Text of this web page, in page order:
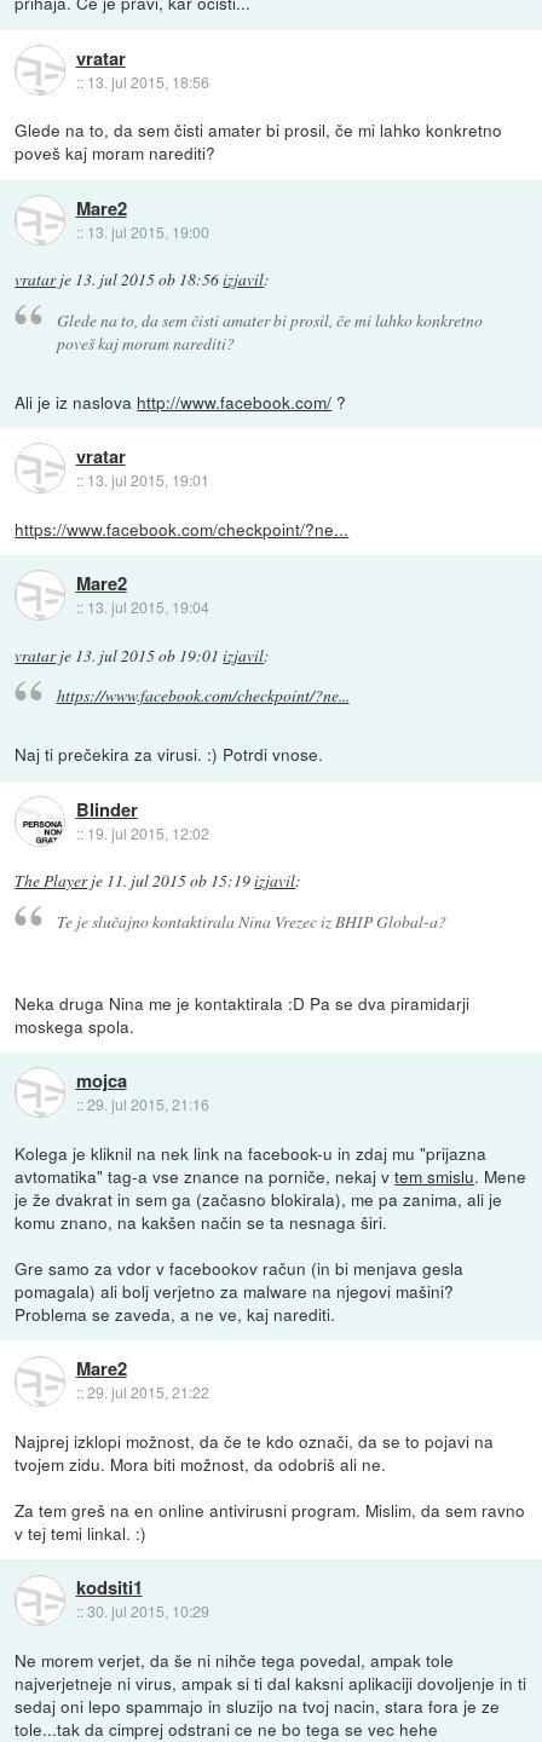
vratar
:: 13. jul 2015, 18:56
Glede na to, da sem čisti amater bi prosil, če mi lahko konkretno
poveš kaj moram narediti?
Mare2
:: 13. jul 2015, 19:00
vratarje 13. jul 2015 ob 18:56izjavil:
Glede na to, da sem čisti amater bi prosil, če mi lahko konkretno
poveš kaj moram narediti?
Ali je iz naslova http://www.facebook.com/ ?
vratar
:: 13. jul 2015, 19:01
https://www.facebook.com/checkpoint/?ne...
Mare2
:: 13. jul 2015, 19:04
vratarje 13. jul 2015 ob 19:01 izjavil:
https://www.facebook.com/checkpoint/?ne...
Naj ti prečekira za virusi. :) Potrdi vnose.
Blinder
:: 19. jul 2015, 12:02
The Playerje 11. jul 2015 ob 15:19izjavil:
Te je slučajno kontaktirala Nina Vrezec iz BHIP Global-a?
Neka druga Nina me je kontaktirala :D Pa se dva piramidarji
moskega spola.
mojca
::29. jul 2015, 21:16
Kolega je kliknil na nek link na facebook-u in zdaj mu "prijazna
avtomatika" tag-a vse znance na porniče, nekaj vtem smislu. Mene
je že dvakrat in sem ga (začasno blokirala), me pa zanima, ali je
komu znano, na kakšen način se ta nesnaga širi.
Gre samo za vdor v facebookov račun (in bi menjava gesla
pomagala) ali bolj verjetno za malware na njegovi mašini?
Problema se zaveda, a ne ve, kaj narediti.
Mare2
::29. jul 2015, 21:22
Najprej izklopi možnost, da če te kdo označi, da se to pojavi na
tvojem zidu. Mora biti možnost, da odobriš ali ne.
Za tem greš na en online antivirusni program. Mislim, da sem ravno
v tej temi linkal. :)
kodsiti1
::30. jul 2015, 10:29
Ne morem verjet, da še ni nihče tega povedal, ampak tole
najverjetneje ni virus, ampak si ti dal kaksni aplikaciji dovoljenje in ti
sedaj oni lepo spammajo in sluzijo na tvoj nacin, stara fora je ze
tole...tak da cimprej odstrani ce ne bo tega se vec hehe